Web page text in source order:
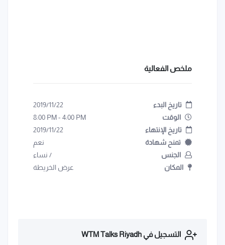
ملخص الفعالية
تاريخ البدء
2019/11/22
الوقت
4:00 PM
-
8:00 PM
تاريخ الإنتهاء
2019/11/22
تمنح شهادة
نعم
الجنس
/ نساء
المكان
عرض الخريطة
التسجيل في WTM Talks Riyadh